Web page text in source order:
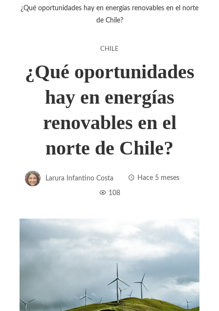
¿Qué oportunidades hay en energías renovables en el norte
de Chile?
CHILE
¿Qué oportunidades
hay en energías
renovables en el
norte de Chile?
Larura Infantino Costa Hace 5 meses
108